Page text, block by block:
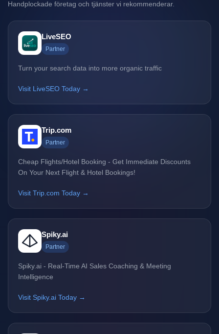
Handplockade företag och tjänster vi rekommenderar.
LiveSEO
Partner
Turn your search data into more organic traffic
Visit LiveSEO Today →
Trip.com
Partner
Cheap Flights/Hotel Booking - Get Immediate Discounts
On Your Next Flight & Hotel Bookings!
Visit Trip.com Today →
Spiky.ai
Partner
Spiky.ai - Real-Time AI Sales Coaching & Meeting
Intelligence
Visit Spiky.ai Today →